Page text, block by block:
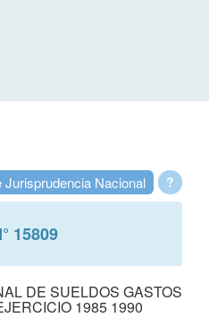
?
Jurisprudencia Nacional
15809
DE SUELDOS GASTOS
1985 1990